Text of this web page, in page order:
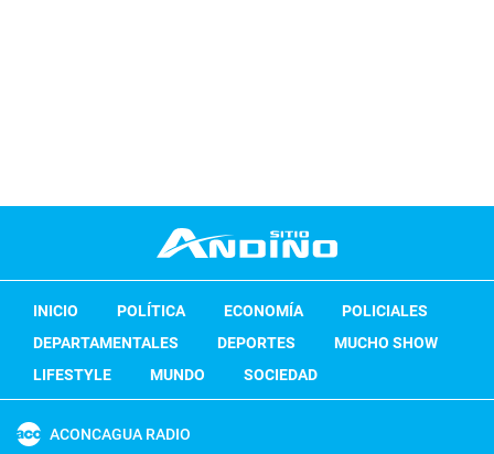
INICIO POLÍTICA ECONOMÍA
POLICIALES
DEPARTAMENTALES
DEPORTES
MUCHO SHOW
LIFESTYLE
MUNDO SOCIEDAD
ACONCAGUA RADIO